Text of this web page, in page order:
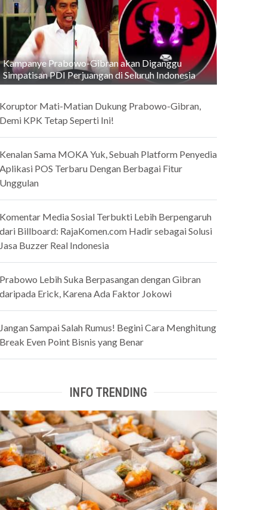
Kampanye Prabowo-Gibran akan Diganggu
Simpatisan PDI Perjuangan di Seluruh Indonesia
Mati-Matian Dukung Prabowo-Gibran,
KPK Tetap Seperti Ini!
Sama MOKA Yuk, Sebuah Platform Penyedia
POS Terbaru Dengan Berbagai Fitur
Media Sosial Terbukti Lebih Berpengaruh
Billboard: RajaKomen.com Hadir sebagai Solusi
Buzzer Real Indonesia
Lebih Suka Berpasangan dengan Gibran
Erick, Karena Ada Faktor Jokowi
Sampai Salah Rumus! Begini Cara Menghitung
Even Point Bisnis yang Benar
INFO TRENDING